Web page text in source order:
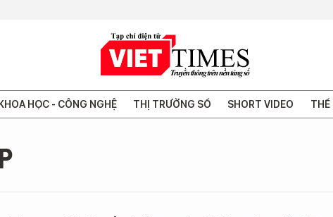
HỌC - CÔNG NGHỆ THỊ TRƯỜNG SỐ SHORT VIDEO THẾ